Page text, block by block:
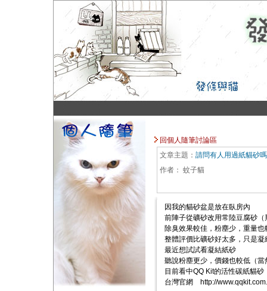
回個人隨筆討論區
文章主題： 請問有人用過紙貓砂
作者： 蚊子貓
因我的貓砂盆是放在臥房內
前陣子從礦砂改用常陸豆腐砂
除臭效果較佳，粉塵少，重量也
整體評價比礦砂好太多，只是凝
最近想試試看凝結紙砂
聽說粉塵更少，價錢也較低（
目前看中QQ Kit的活性碳紙貓
台灣官網 http://